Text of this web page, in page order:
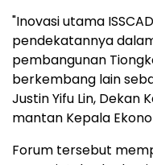
"Inovasi utama
pendekatannya
pembangunan
berkembang lain
Justin Yifu Lin, Dekan
mantan Kepala
Forum tersebut